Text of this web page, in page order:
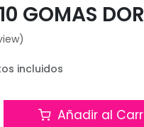
GOMAS
incluidos
Añadir al